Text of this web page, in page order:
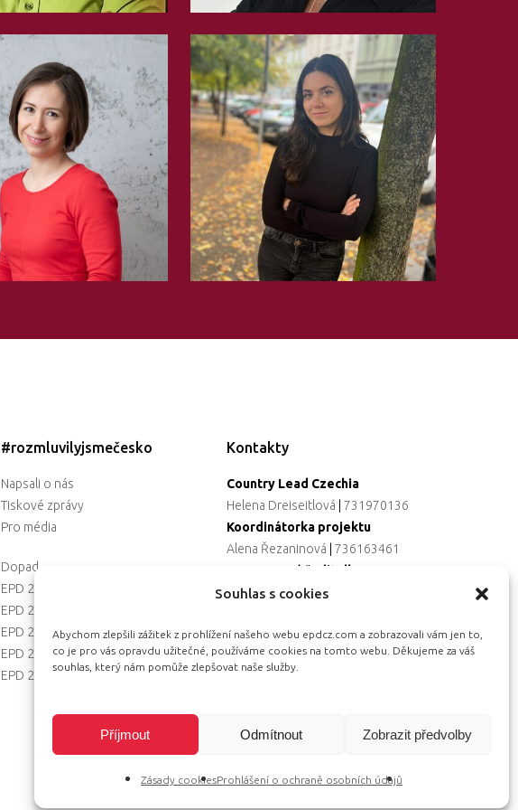
Souhlas s cookies
Abychom zlepšili zážitek z prohlížení našeho webu epdcz.com a zobrazovali vám jen to,
co je pro vás opravdu užitečné, používáme cookies na tomto webu. Děkujeme za váš
souhlas, který nám pomůže zlepšovat naše služby.
Příjmout Odmítnout Zobrazit předvolby
Zásady cookiesProhlášení o ochraně osobních údajů
#rozmluvilyjsmečesko
Napsali o nás
Tiskové zprávy
Pro média
Dopad
EPD 2025
EPD 2024
EPD 2023
EPD 2022
EPD 2021
Kontakty
Country Lead Czechia
Helena Dreiseitlová |731970136
Koordinátorka projektu
Alena Řezaninová |736163461
Programová ředitelka
Jana Černoušková
Eva Primus Kovandová|602646688
Komunikace & PR